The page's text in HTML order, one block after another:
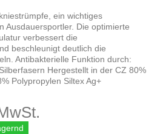
ein wichtiges
Ausdauersportler. Die optimierte
verbessert die
beschleunigt deutlich die
Antibakterielle Funktion durch:
Hergestellt in der CZ 80%
Polypropylen Siltex Ag+